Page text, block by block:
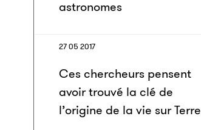
astronomes
27 05 2017
Ces chercheurs pensent
avoir trouvé la clé de
l’origine de la vie sur Terre